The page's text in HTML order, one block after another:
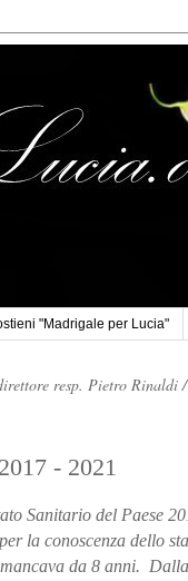
"Madrigale per Lucia"
resp. Pietro Rinaldi /
- 2021
Sanitario del Paese
la conoscenza dello
da 8 anni.